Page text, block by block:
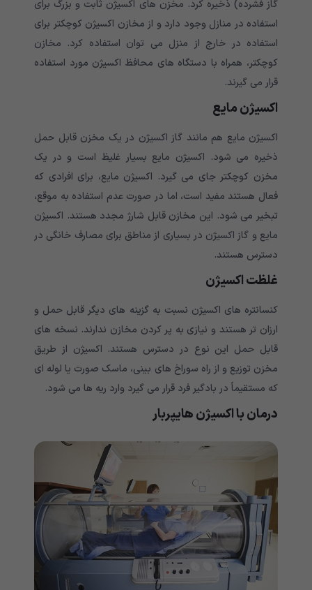
گاز فشرده) ذخیره کرد. مخزن های اکسیژن ثابت و بزرگ برای
استفاده در منازل وجود دارد و از مخازن اکسیژن کوچکتر برای
استفاده در خارج از منزل می توان استفاده کرد. مخازن
کوچکتر، همراه با دستگاه های محافظ اکسیژن مورد استفاده
قرار می گیرند.
اکسیژن مایع
اکسیژن مایع هم مانند گاز اکسیژن در یک مخزن قابل حمل
ذخیره می شود. اکسیژن مایع بسیار غلیظ است و در یک
مخزن کوچکتر جای می گیرد. اکسیژن مایع، برای افرادی که
فعال هستند مفید است، اما در صورت عدم استفاده به موقع،
تبخیر می شود. این مخازن قابل شارژ مجدد هستند. اکسیژن
مایع و گاز اکسیژن در بسیاری از مناطق برای مصارف خانگی در
دسترس هستند.
غلظت اکسیژن
کنسانتره های اکسیژن نسبت به گزینه های دیگر قابل حمل و
ارزان تر هستند و نیازی به پر کردن مخازن ندارند. نسخه های
قابل حمل این نوع در دسترس هستند. اکسیژن از طریق
مخزن توزیع و از راه سوراخ های بینی، ماسک صورت یا لوله ای
که مستقیماً در بادگیر فرد قرار می گیرد وارد ریه ها می شود.
درمان با اکسیژن هایپربار